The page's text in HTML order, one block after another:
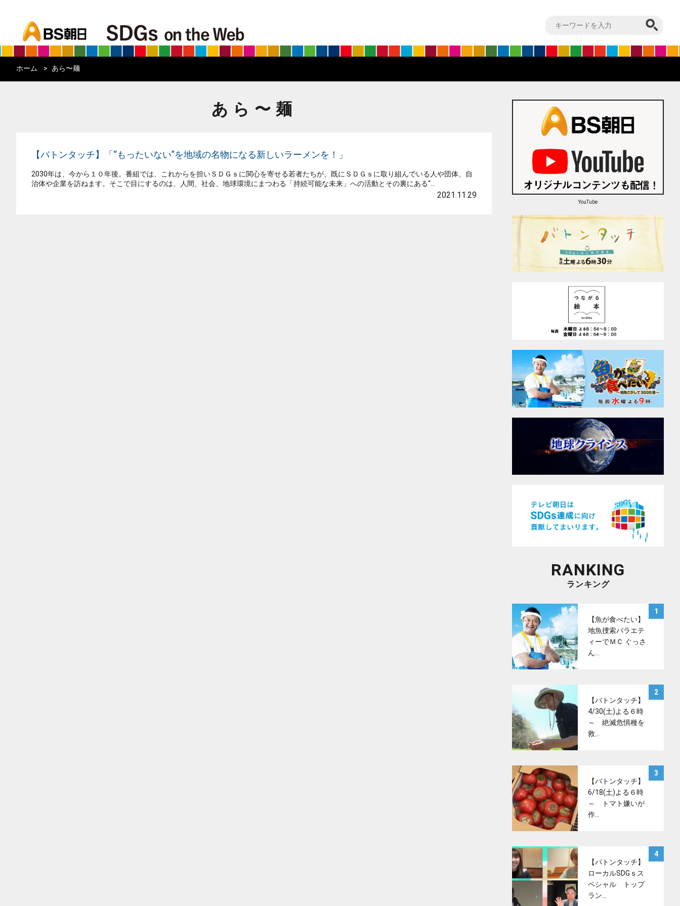
ホーム あら〜麺
あら〜麺
【バトンタッチ】「“もったいない”を地域の名物になる新しいラーメンを！」
2030年は、今から１０年後。番組では、これからを担いＳＤＧｓに関心を寄せる若者たちが、既にＳＤＧｓに取り組んでいる人や団体、自
治体や企業を訪ねます。そこで目にするのは、人間、社会、地球環境にまつわる「持続可能な未来」への活動とその裏にある“...
2021.11.29
YouTube
RANKING
ランキング
1
【魚が食べたい】
地魚捜索バラエテ
ィーでＭＣ ぐっさ
ん…
2
【バトンタッチ】
4/30(土)よる６時
～ 絶滅危惧種を
救…
3
【バトンタッチ】
6/18(土)よる６時
～ トマト嫌いが
作…
4
【バトンタッチ】
ローカルSDGｓス
ペシャル トップ
ラン…